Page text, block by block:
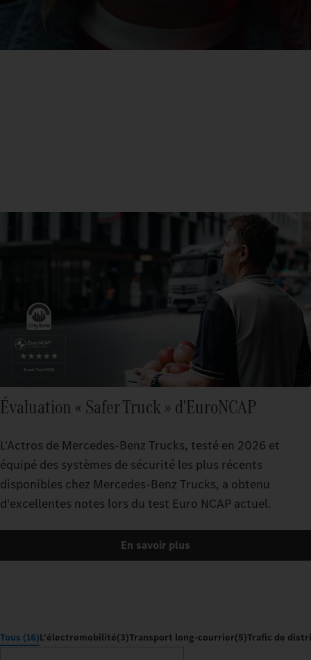
Évaluation « Safer Truck » d'EuroNCAP
L'Actros de Mercedes‑Benz Trucks, testé en 2026 et
équipé des systèmes de sécurité les plus récents
disponibles chez Mercedes‑Benz Trucks, a obtenu
d'excellentes notes lors du test Euro NCAP actuel.
En savoir plus
Tous (16)L’électromobilité(3)Transport long-courrier(5)Trafic de